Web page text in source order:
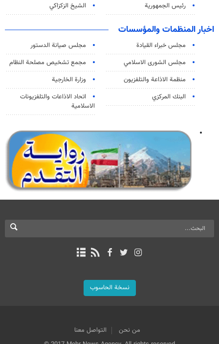
رئيس الجمهورية
الشيخ الزكزاكي
اخبار المنظمات والمؤسسات
مجلس خبراء القيادة
مجلس صيانة الدستور
مجلس الشورى الاسلامي
مجمع تشخيص مصلحة النظام
منظمة الاذاعة والتلفزیون
وزارة الخارجية
البنك المركزي
اتحاد الاذاعات والتلفزيونات
الاسلامية
نسخة الحاسوب
من نحن
التواصل معنا